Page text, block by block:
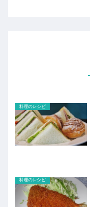
料理のレシピ
料理のレシピ